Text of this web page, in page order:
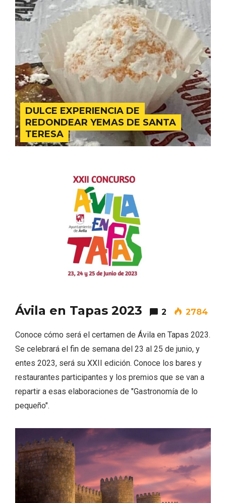
DULCE EXPERIENCIA DE
REDONDEAR YEMAS DE SANTA
TERESA
Ávila en Tapas 2023 2 2784
Conoce cómo será el certamen de Ávila en Tapas 2023.
Se celebrará el fin de semana del 23 al 25 de junio, y
entes 2023, será su XXII edición. Conoce los bares y
restaurantes participantes y los premios que se van a
repartir a esas elaboraciones de "Gastronomía de lo
pequeño".
Velay, una imagen renovada para el
vermouth de Valladolid
El Espinar, un pueblo oculto de la Sierra
de Guadarrama en su vertiente